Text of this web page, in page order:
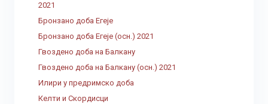
2021
Бронзано доба Егеје
Бронзано доба Егеје (осн.) 2021
Гвоздено доба на Балкану
Гвоздено доба на Балкану (осн.) 2021
Илири у предримско доба
Келти и Скордисци